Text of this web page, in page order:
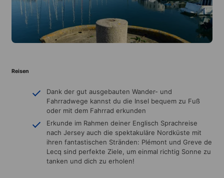
Reisen
Dank der gut ausgebauten Wander- und
Fahrradwege kannst du die Insel bequem zu Fuß
oder mit dem Fahrrad erkunden
Erkunde im Rahmen deiner Englisch Sprachreise
nach Jersey auch die spektakuläre Nordküste mit
ihren fantastischen Stränden: Plémont und Greve de
Lecq sind perfekte Ziele, um einmal richtig Sonne zu
tanken und dich zu erholen!